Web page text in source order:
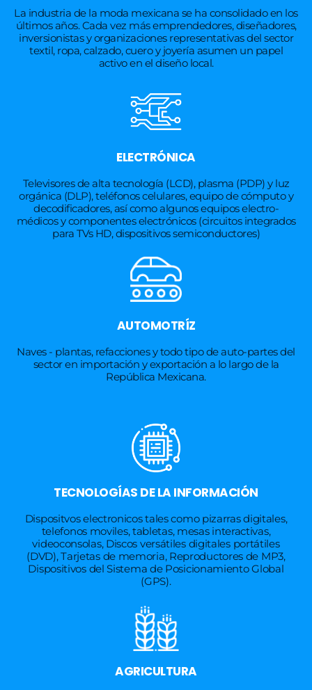
La industria de la moda mexicana se ha consolidado en los
últimos años. Cada vez más emprendedores, diseñadores,
inversionistas y organizaciones representativas del sector
textil, ropa, calzado, cuero y joyería asumen un papel
activo en el diseño local.
ELECTRÓNICA
Televisores de alta tecnología (LCD), plasma (PDP) y luz
orgánica (DLP), teléfonos celulares, equipo de cómputo y
decodificadores, así como algunos equipos electro-
médicos y componentes electrónicos (circuitos integrados
para TVs HD, dispositivos semiconductores)
AUTOMOTRÍZ
Naves - plantas, refacciones y todo tipo de auto-partes del
sector en importación y exportación a lo largo de la
República Mexicana.
TECNOLOGÍAS DE LA INFORMACIÓN
Dispositvos electronicos tales como pizarras digitales,
telefonos moviles, tabletas, mesas interactivas,
videoconsolas, Discos versátiles digitales portátiles
(DVD), Tarjetas de memoria, Reproductores de MP3,
Dispositivos del Sistema de Posicionamiento Global
(GPS).
AGRICULTURA